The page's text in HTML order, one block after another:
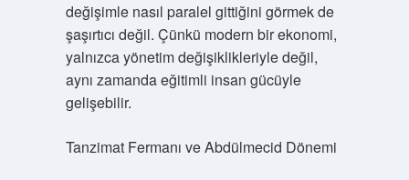
değişimle nasıl paralel gittiğini görmek de
şaşırtıcı değil. Çünkü modern bir ekonomi,
yalnızca yönetim değişiklikleriyle değil,
aynı zamanda eğitimli insan gücüyle
gelişebilir.
Tanzimat Fermanı ve Abdülmecid Dönemi